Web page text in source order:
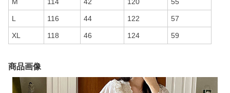
L 116 44 122 57
XL 118 46 124 59
商品画像